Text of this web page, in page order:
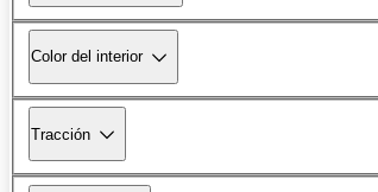
Color del interior
Tracción